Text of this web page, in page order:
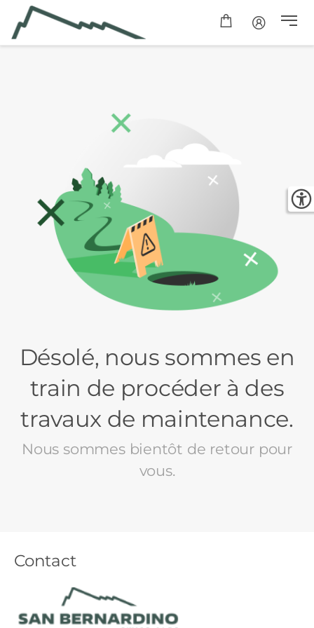
Désolé, nous sommes en
train de procéder à des
travaux de maintenance.
Nous sommes bientôt de retour pour
vous.
Contact